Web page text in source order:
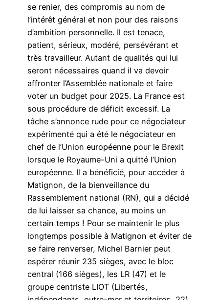
se renier, des compromis au nom de
l’intérêt général et non pour des raisons
d’ambition personnelle. Il est tenace,
patient, sérieux, modéré, persévérant et
très travailleur. Autant de qualités qui lui
seront nécessaires quand il va devoir
affronter l’Assemblée nationale et faire
voter un budget pour 2025. La France est
sous procédure de déficit excessif. La
tâche s’annonce rude pour ce négociateur
expérimenté qui a été le négociateur en
chef de l’Union européenne pour le Brexit
lorsque le Royaume-Uni a quitté l’Union
européenne. Il a bénéficié, pour accéder à
Matignon, de la bienveillance du
Rassemblement national (RN), qui a décidé
de lui laisser sa chance, au moins un
certain temps ! Pour se maintenir le plus
longtemps possible à Matignon et éviter de
se faire renverser, Michel Barnier peut
espérer réunir 235 sièges, avec le bloc
central (166 sièges), les LR (47) et le
groupe centriste LIOT (Libertés,